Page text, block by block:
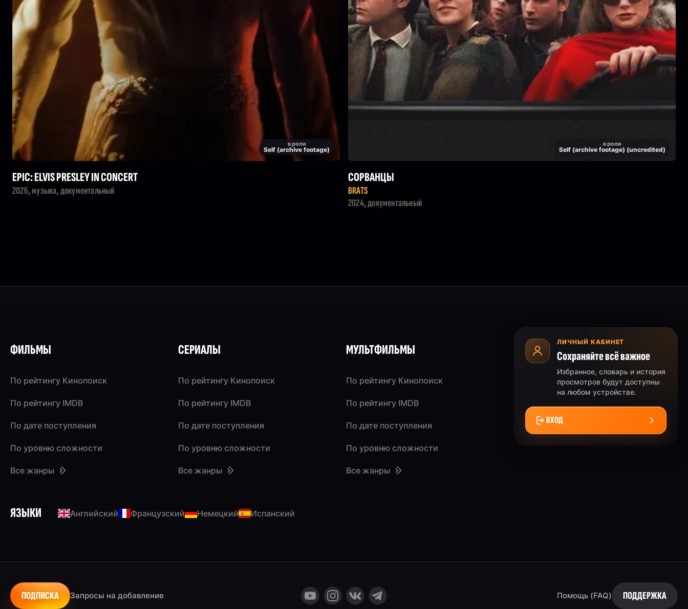
в роли
Self (archive footage)
EPIC: ELVIS PRESLEY IN CONCERT
2026, музыка, документальный
в роли
Self (archive footage) (uncredited)
СОРВАНЦЫ
BRATS
2024, документальный
ЯЗЫКИ Английский Французский Немецкий Испанский
ФИЛЬМЫ
По рейтингу Кинопоиск
По рейтингу IMDB
По дате поступления
По уровню сложности
Все жанры
СЕРИАЛЫ
По рейтингу Кинопоиск
По рейтингу IMDB
По дате поступления
По уровню сложности
Все жанры
МУЛЬТФИЛЬМЫ
По рейтингу Кинопоиск
По рейтингу IMDB
По дате поступления
По уровню сложности
Все жанры
ЛИЧНЫЙ КАБИНЕТ
Сохраняйте всё важное
Избранное, словарь и история
просмотров будут доступны
на любом устройстве.
ВХОД
Запросы на добавление
ПОДПИСКА Помощь (FAQ) ПОДДЕРЖКА